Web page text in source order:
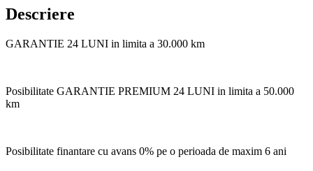
Descriere
GARANTIE 24 LUNI in limita a 30.000 km
Posibilitate GARANTIE PREMIUM 24 LUNI in limita a 50.000
km
Posibilitate finantare cu avans 0% pe o perioada de maxim 6 ani